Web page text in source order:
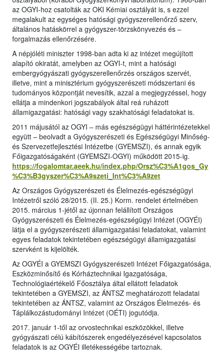
az OGYI-hoz csatolták az OKI Kémiai osztályát is, s ezzel
megalakult az egységes hatósági gyógyszerellenőrző szerv,
általános hatáskörrel a gyógyszer-törzskönyvezés és –
forgalmazás ellenőrzésére.
A népjóléti miniszter 1998-ban adta ki az intézet megújított
alapító okiratát, amelyben az OGYI-t, mint a hatósági
embergyógyászati gyógyszerellenőrzés országos szervét,
illetve, mint a minisztérium gyógyszerészeti módszertani és
tudományos központját nevesítik, azzal a megjegyzéssel, hogy
ellátja a mindenkori jogszabályok által reá ruházott
államigazgatási: hatósági vagy szakhatósági feladatokat is.
2011 májusától az OGYI – más egészségügyi háttérintézetekkel
együtt – beolvadt a Gyógyszerészeti és Egészségügyi Minőség-
és Szervezetfejlesztési Intézetbe (GYEMSZI), és annak egyik
Főigazgatóságaként (GYEMSZI-OGYI) működött 2015-ig.
https://fogalomtar.aeek.hu/index.php/Orsz%C3%A1gos_Gy
%C3%B3gyszer%C3%A9szeti_Int%C3%A9zet
Az Országos Gyógyszerészeti és Élelmezés-egészségügyi
Intézetről szóló 28/2015. (II. 25.) Korm. rendelet értelmében
2015. március 1-jétől az újonnan felállított Országos
Gyógyszerészeti és Élelmezés-egészségügyi Intézet (OGYÉI)
látja el a gyógyszerészeti államigazgatási feladatokat, valamint
egyes feladatok tekintetében egészségügyi államigazgatási
szervként is kijelölték.
Az OGYÉI a GYEMSZI Gyógyszerészeti Intézet Főigazgatósága,
Eszközminősítő és Kórháztechnikai Igazgatósága,
Technológiaértékelő Főosztálya által ellátott feladatok
tekintetében a GYEMSZI, az ÁNTSZ meghatározott feladatai
tekintetében az ÁNTSZ, valamint az Országos Élelmezés- és
Táplálkozástudományi Intézet (OÉTI) jogutódja.
2017. január 1-től az orvostechnikai eszközökkel, illetve
gyógyászati célú kábítószerek engedélyezésével kapcsolatos
feladatok is az OGYÉI illetékességébe tartoznak.